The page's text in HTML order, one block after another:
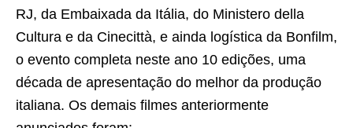
RJ, da Embaixada da Itália, do Ministero della
Cultura e da Cinecittà, e ainda logística da Bonfilm,
o evento completa neste ano 10 edições, uma
década de apresentação do melhor da produção
italiana. Os demais filmes anteriormente